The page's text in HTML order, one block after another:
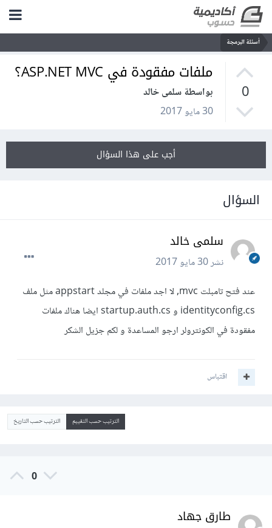
أسئلة البرمجة
0
ملفات مفقودة في ASP.NET MVC؟
بواسطة سلمى خالد
30 مايو 2017
أجب على هذا السؤال
السؤال
سلمى خالد
نشر30 مايو 2017
عند فتح تامبلت mvc, لا اجد ملفات في مجلد appstart مثل ملف
identityconfig.cs و startup.auth.cs ايضا هناك ملفات
مفقودة في الكونترولر ارجو المساعدة و لكم جزيل الشكر
اقتباس
الترتيب حسب التقييم الترتيب حسب التاريخ
0
طارق جهاد